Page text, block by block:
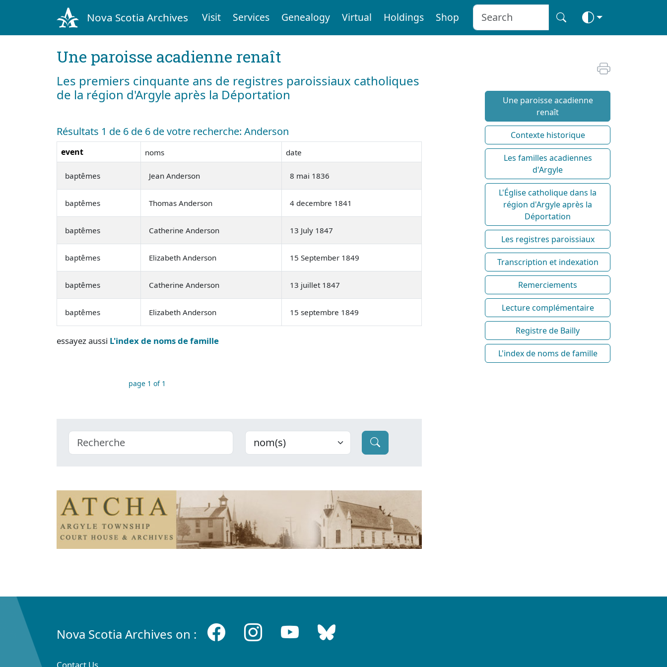
Nova Scotia Archives Visit Services Genealogy Virtual Holdings Shop
Une paroisse acadienne renaît
Les premiers cinquante ans de registres paroissiaux catholiques
de la région d'Argyle après la Déportation
Résultats 1 de 6 de 6 de votre recherche: Anderson
event noms date
baptêmes Jean Anderson 8 mai 1836
baptêmes Thomas Anderson 4 decembre 1841
baptêmes Catherine Anderson 13 July 1847
baptêmes Elizabeth Anderson 15 September 1849
baptêmes Catherine Anderson 13 juillet 1847
baptêmes Elizabeth Anderson 15 septembre 1849
essayez aussi L'index de noms de famille
page 1 of 1
Une paroisse acadienne
renaît
Contexte historique
Les familles acadiennes
d'Argyle
L'Église catholique dans la
région d'Argyle après la
Déportation
Les registres paroissiaux
Transcription et indexation
Remerciements
Lecture complémentaire
Registre de Bailly
L'index de noms de famille
Nova Scotia Archives on :